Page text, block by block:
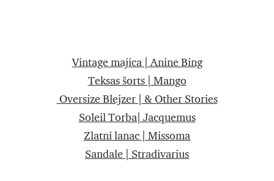
Vintage majica | Anine Bing
Teksas šorts | Mango
Oversize Blejzer | & Other Stories
Soleil Torba| Jacquemus
Zlatni lanac | Missoma
Sandale | Stradivarius